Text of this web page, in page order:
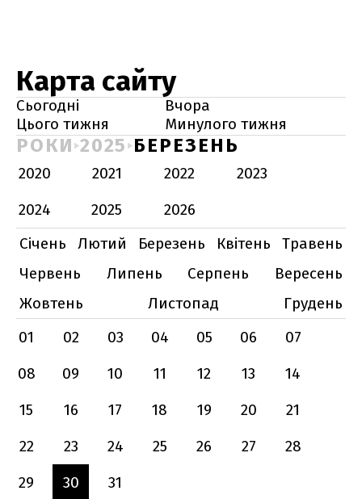
Карта сайту
Сьогодні
Вчора
Цього тижня
Минулого тижня
РОКИ 2025 БЕРЕЗЕНЬ
2020 2021 2022
2023
2024
2025
2026
Січень
Лютий Березень Квітень
Травень
Червень
Липень Серпень
Вересень
Жовтень
Листопад
Грудень
01
02 03 04 05 06
07
08
09 10 11 12 13
14
15
16 17 18 19 20
21
22
23 24 25 26 27
28
29
30 31